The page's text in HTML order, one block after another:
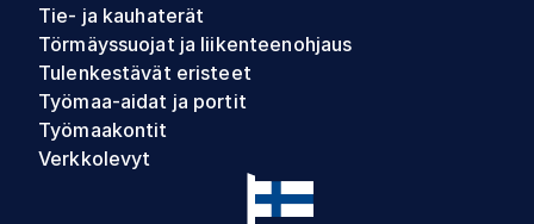
Tie- ja kauhaterät
Törmäyssuojat ja liikenteenohjaus
Tulenkestävät eristeet
Työmaa-aidat ja portit
Työmaakontit
Verkkolevyt